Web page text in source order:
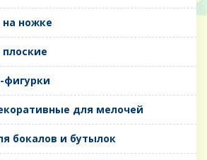
ножке
для мелочей
бокалов и бутылок